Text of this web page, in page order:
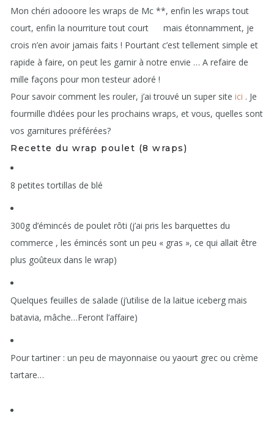
Mon chéri adooore les wraps de Mc **, enfin les wraps tout
court, enfin la nourriture tout court
mais étonnamment, je
crois n’en avoir jamais faits ! Pourtant c’est tellement simple et
rapide à faire, on peut les garnir à notre envie … A refaire de
mille façons pour mon testeur adoré !
Pour savoir comment les rouler, j’ai trouvé un super site ici . Je
fourmille d’idées pour les prochains wraps, et vous, quelles sont
vos garnitures préférées?
Recette du wrap poulet (8 wraps)
8 petites tortillas de blé
300g d’émincés de poulet rôti (j’ai pris les barquettes du
commerce , les émincés sont un peu « gras », ce qui allait être
plus goûteux dans le wrap)
Quelques feuilles de salade (j’utilise de la laitue iceberg mais
batavia, mâche…Feront l’affaire)
Pour tartiner : un peu de mayonnaise ou yaourt grec ou crème
tartare…